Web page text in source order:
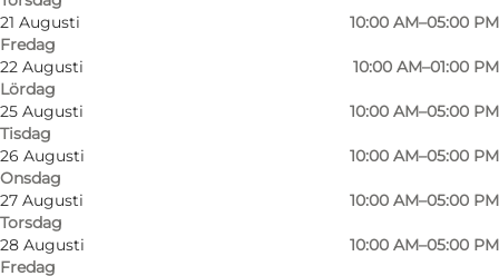
21 Augusti
Fredag
10:00 AM–05:00 PM
22 Augusti
Lördag
10:00 AM–01:00 PM
25 Augusti
Tisdag
10:00 AM–05:00 PM
26 Augusti
Onsdag
10:00 AM–05:00 PM
27 Augusti
Torsdag
10:00 AM–05:00 PM
28 Augusti
Fredag
10:00 AM–05:00 PM
Foto